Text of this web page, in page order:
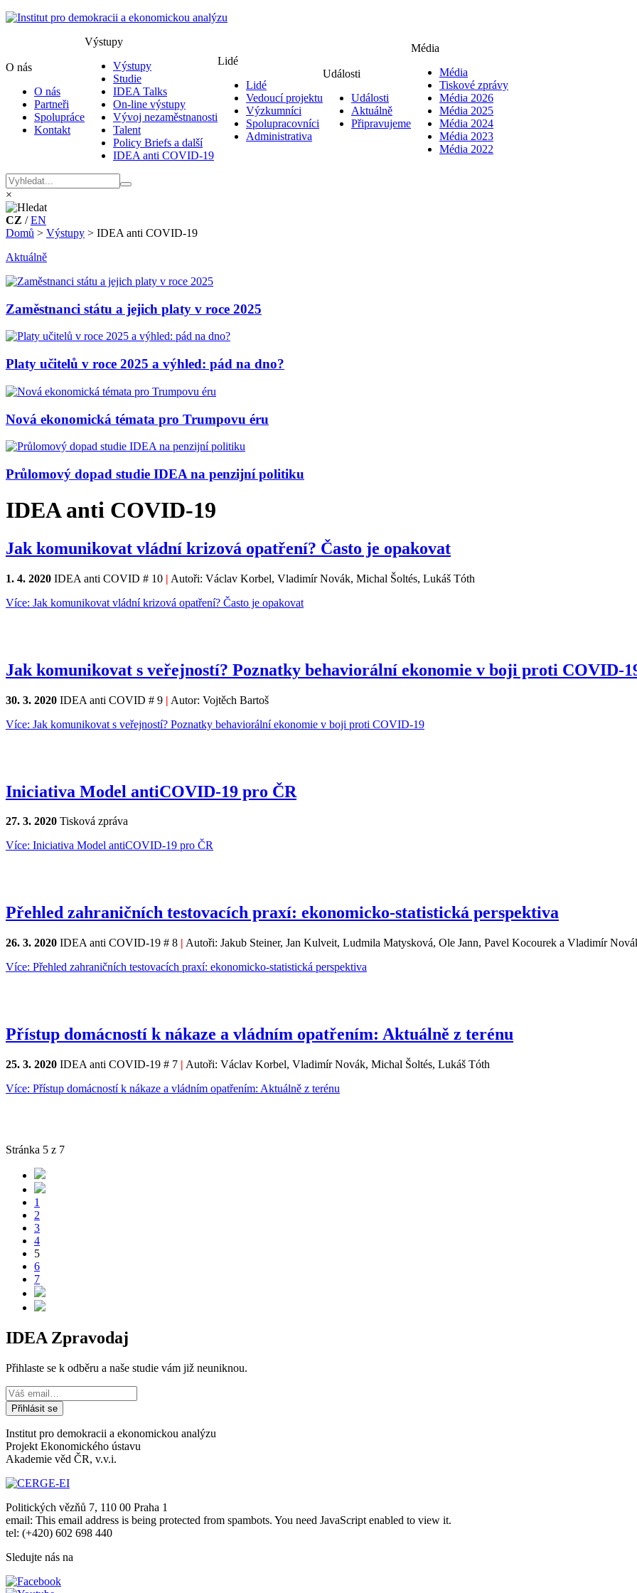
O nás
O nás
Partneři
Spolupráce
Kontakt
Výstupy
Výstupy
Studie
IDEA Talks
On-line výstupy
Vývoj nezaměstnanosti
Talent
Policy Briefs a další
IDEA anti COVID-19
Lidé
Lidé
Vedoucí projektu
Výzkumníci
Spolupracovníci
Administrativa
Události
Události
Aktuálně
Připravujeme
Média
Média
Tiskové zprávy
Média 2026
Média 2025
Média 2024
Média 2023
Média 2022
×
CZ /EN
Domů > Výstupy > IDEA anti COVID-19
Aktuálně
Zaměstnanci státu a jejich platy v roce 2025
Platy učitelů v roce 2025 a výhled: pád na dno?
Nová ekonomická témata pro Trumpovu éru
Průlomový dopad studie IDEA na penzijní politiku
IDEA anti COVID-19
Jak komunikovat vládní krizová opatření? Často je opakovat
1. 4. 2020 IDEA anti COVID # 10 | Autoři: Václav Korbel, Vladimír Novák, Michal Šoltés, Lukáš Tóth
Více: Jak komunikovat vládní krizová opatření? Často je opakovat
Jak komunikovat s veřejností? Poznatky behaviorální ekonomie v boji proti COVID-
30. 3. 2020 IDEA anti COVID # 9 | Autor: Vojtěch Bartoš
Více: Jak komunikovat s veřejností? Poznatky behaviorální ekonomie v boji proti COVID-19
Iniciativa Model antiCOVID-19 pro ČR
27. 3. 2020 Tisková zpráva
Více: Iniciativa Model antiCOVID-19 pro ČR
Přehled zahraničních testovacích praxí: ekonomicko-statistická perspektiva
26. 3. 2020 IDEA anti COVID-19 # 8 | Autoři: Jakub Steiner, Jan Kulveit, Ludmila Matysková, Ole Jann, Pavel Kocourek a Vladimír
Více: Přehled zahraničních testovacích praxí: ekonomicko-statistická perspektiva
Přístup domácností k nákaze a vládním opatřením: Aktuálně z terénu
25. 3. 2020 IDEA anti COVID-19 # 7 | Autoři: Václav Korbel, Vladimír Novák, Michal Šoltés, Lukáš Tóth
Více: Přístup domácností k nákaze a vládním opatřením: Aktuálně z terénu
Stránka 5 z 7
1
2
3
4
5
6
7
IDEA Zpravodaj
Přihlaste se k odběru a naše studie vám již neuniknou.
Institut pro demokracii a ekonomickou analýzu
Projekt Ekonomického ústavu
Akademie věd ČR, v.v.i.
Politických vězňů 7, 110 00 Praha 1
email: This email address is being protected from spambots. You need JavaScript enabled to view it.
tel: (+420) 602 698 440
Sledujte nás na